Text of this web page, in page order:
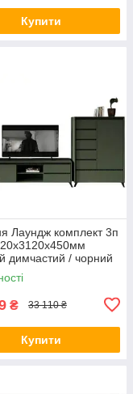
Купити
Лаундж комплект 3п
димчастий / чорний
₴ 33 110 ₴
Купити